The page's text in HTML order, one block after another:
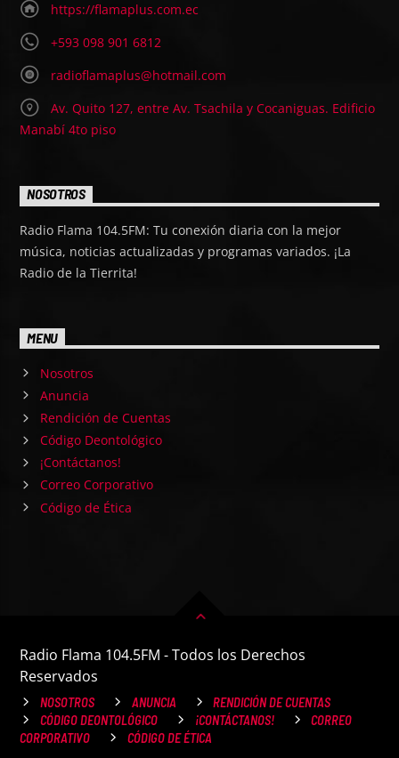
https://flamaplus.com.ec
+593 098 901 6812
radioflamaplus@hotmail.com
Av. Quito 127, entre Av. Tsachila y Cocaniguas. Edificio
Manabí 4to piso
NOSOTROS
Radio Flama 104.5FM: Tu conexión diaria con la mejor
música, noticias actualizadas y programas variados. ¡La
Radio de la Tierrita!
MENU
Nosotros
Anuncia
Rendición de Cuentas
Código Deontológico
¡Contáctanos!
Correo Corporativo
Código de Ética
Radio Flama 104.5FM - Todos los Derechos
Reservados
NOSOTROS ANUNCIA
RENDICIÓN DE CUENTAS
CÓDIGO DEONTOLÓGICO
¡CONTÁCTANOS!
CORREO
CORPORATIVO
CÓDIGO DE ÉTICA